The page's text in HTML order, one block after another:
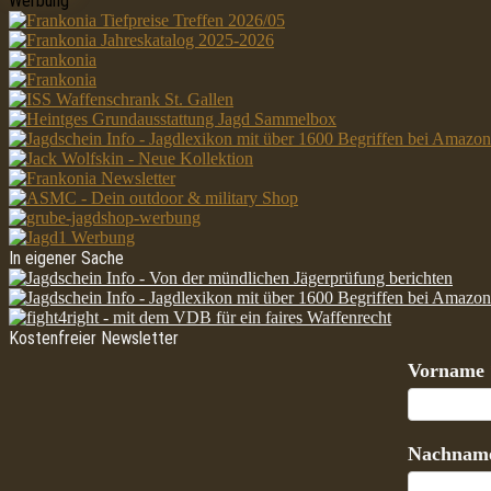
In eigener Sache
Kostenfreier Newsletter
Vorname